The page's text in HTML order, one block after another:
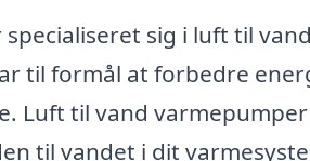
sig i luft til
til formål at forbedre
Luft til vand
til vandet i dit